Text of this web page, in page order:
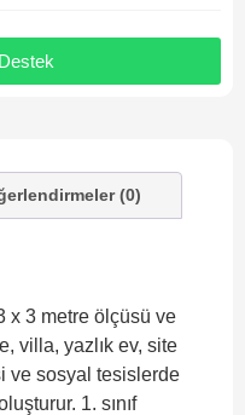
(0)
x 3 metre ölçüsü ve
villa, yazlık ev, site
ve sosyal tesislerde
1. sınıf